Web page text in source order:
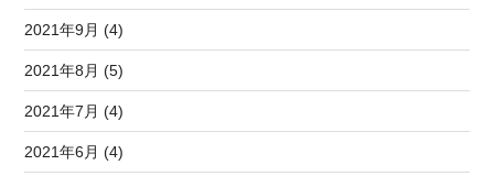
2021年9月 (4)
2021年8月 (5)
2021年7月 (4)
2021年6月 (4)